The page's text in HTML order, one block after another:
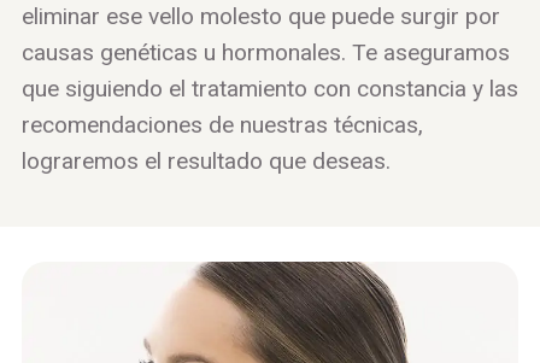
eliminar ese vello molesto que puede surgir por
causas genéticas u hormonales. Te aseguramos
que siguiendo el tratamiento con constancia y las
recomendaciones de nuestras técnicas,
lograremos el resultado que deseas.